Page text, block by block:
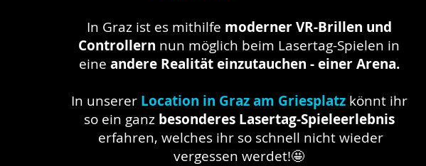
In Graz ist es mithilfe moderner VR-Brillen und
Controllern nun möglich beim Lasertag-Spielen in
eine andere Realität einzutauchen - einer Arena.
In unserer Location in Graz am Griesplatz könnt ihr
so ein ganz besonderes Lasertag-Spieleerlebnis
erfahren, welches ihr so schnell nicht wieder
vergessen werdet!🤩